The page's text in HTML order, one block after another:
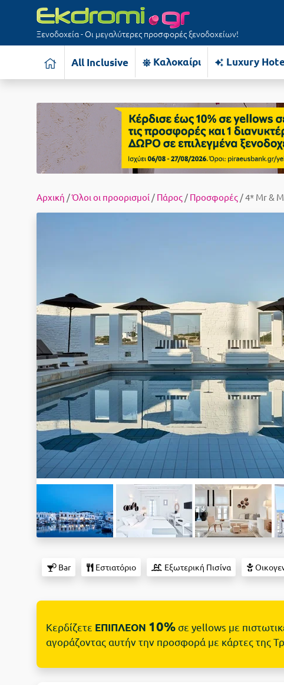
Ξενοδοχεία - Οι μεγαλύτερες προσφορές ξενοδοχείων!
All Inclusive Καλοκαίρι Luxury
Αρχική /Όλοι οι προορισμοί / Πάρος / Προσφορές / 4* Mr &
Bar Εστιατόριο Εξωτερική Πισίνα
Κερδίζετε ΕΠΙΠΛΕΟΝ 10%σε yellows με
αγοράζοντας αυτήν την προσφορά με κάρτες της